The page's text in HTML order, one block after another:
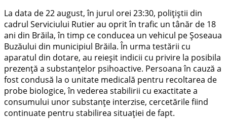
La data de 22 august, în jurul orei 23:30, polițiștii din
cadrul Serviciului Rutier au oprit în trafic un tânăr de 18
ani din Brăila, în timp ce conducea un vehicul pe Șoseaua
Buzăului din municipiul Brăila. În urma testării cu
aparatul din dotare, au reieșit indicii cu privire la posibila
prezență a substanțelor psihoactive. Persoana în cauză a
fost condusă la o unitate medicală pentru recoltarea de
probe biologice, în vederea stabilirii cu exactitate a
consumului unor substanțe interzise, cercetările fiind
continuate pentru stabilirea situației de fapt.